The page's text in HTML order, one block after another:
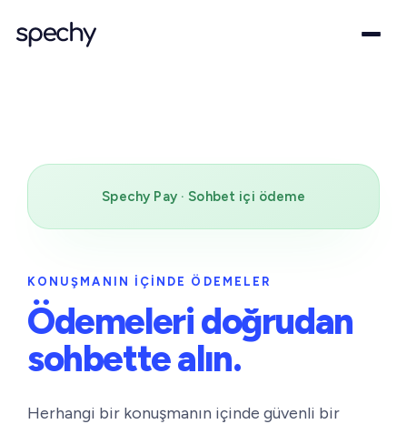
KONUŞMANIN IÇINDE ÖDEMELER
Ödemeleridoğrudan
sohbette alın.
Herhangi bir konuşmanın içinde güvenli bir
Spechy Pay · Sohbet içi ödeme